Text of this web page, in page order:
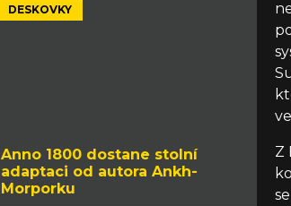
DESKOVKY
Anno 1800 dostane stolní
adaptaci od autora Ankh-
Morporku
Z